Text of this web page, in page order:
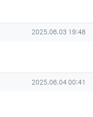
작성일
2025.06.03 19:48
작성일
2025.06.04 00:41